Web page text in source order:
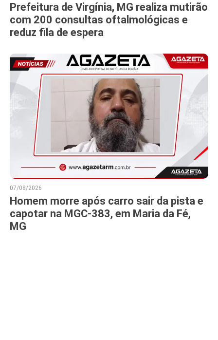
Prefeitura de Virgínia, MG realiza mutirão
com 200 consultas oftalmológicas e
reduz fila de espera
07/08/2026
Homem morre após carro sair da pista e
capotar na MGC-383, em Maria da Fé,
MG